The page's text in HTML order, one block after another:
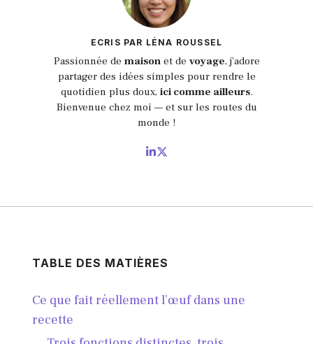
ECRIS PAR LÉNA ROUSSEL
Passionnée de maisonet de voyage, j’adore
partager des idées simples pour rendre le
quotidien plus doux, ici comme ailleurs.
Bienvenue chez moi — et sur les routes du
monde !
TABLE DES MATIÈRES
Ce que fait réellement l’œuf dans une
recette